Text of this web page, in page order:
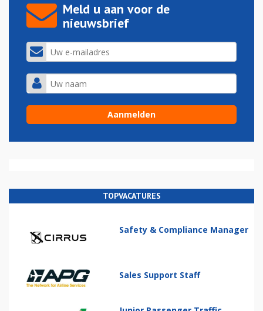
Meld u aan voor de
nieuwsbrief
TOPVACATURES
Safety & Compliance Manager
Sales Support Staff